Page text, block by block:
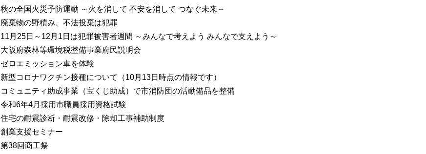
秋の全国火災予防運動 ～火を消して 不安を消して つなぐ未来～
廃棄物の野積み、不法投棄は犯罪
11月25日～12月1日は犯罪被害者週間 ～みんなで考えよう みんなで支えよう～
大阪府森林等環境税整備事業府民説明会
ゼロエミッション車を体験
新型コロナワクチン接種について（10月13日時点の情報です）
コミュニティ助成事業（宝くじ助成）で市消防団の活動備品を整備
令和6年4月採用市職員採用資格試験
住宅の耐震診断・耐震改修・除却工事補助制度
創業支援セミナー
第38回商工祭